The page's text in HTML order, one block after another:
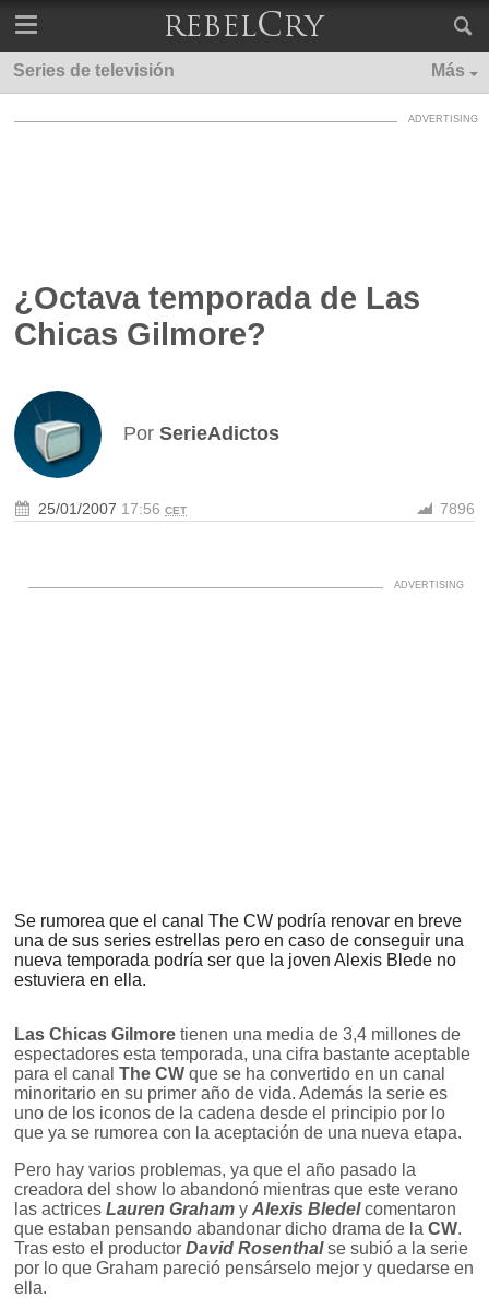
Series de televisión Más
¿Octava temporada de Las
Chicas Gilmore?
PorSerieAdictos
25/01/2007 17:56CET 7896
Se rumorea que el canal The CW podría renovar en breve
una de sus series estrellas pero en caso de conseguir una
nueva temporada podría ser que la joven Alexis Blede no
estuviera en ella.
Las Chicas Gilmore tienen una media de 3,4 millones de
espectadores esta temporada, una cifra bastante aceptable
para el canalThe CW que se ha convertido en un canal
minoritario en su primer año de vida. Además la serie es
uno de los iconos de la cadena desde el principio por lo
que ya se rumorea con la aceptación de una nueva etapa.
Pero hay varios problemas, ya que el año pasado la
creadora del show lo abandonó mientras que este verano
las actricesLauren Graham yAlexis Bledelcomentaron
que estaban pensando abandonar dicho drama de laCW.
Tras esto el productorDavid Rosenthalse subió a la serie
por lo que Graham pareció pensárselo mejor y quedarse en
ella.